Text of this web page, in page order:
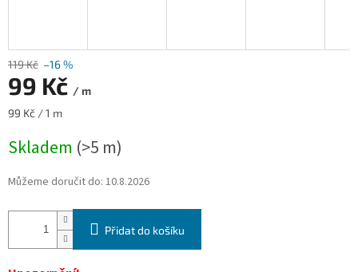
119 Kč –16 %
99 Kč / m
Měrná
99 Kč / 1 m
Skladem (>5 m)
Můžeme doručit do: 10.8.2026
Přidat do košíku